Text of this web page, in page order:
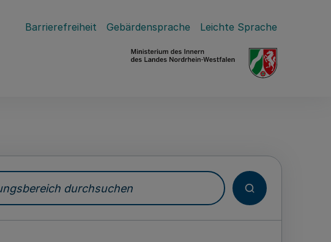
Barrierefreiheit Gebärdensprache Leichte Sprache
durchsuchen